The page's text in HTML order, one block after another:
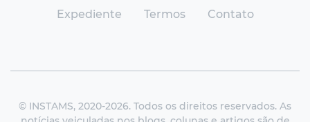
Expediente Termos Contato
© INSTAMS, 2020-2026. Todos os direitos reservados. As